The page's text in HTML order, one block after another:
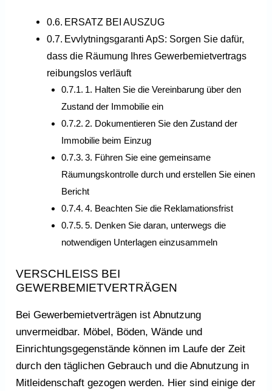
ERSATZ BEI AUSZUG
Evvlytningsgaranti ApS: Sorgen Sie dafür,
dass die Räumung Ihres Gewerbemietvertrags
reibungslos verläuft
1. Halten Sie die Vereinbarung über den
Zustand der Immobilie ein
2. Dokumentieren Sie den Zustand der
Immobilie beim Einzug
3. Führen Sie eine gemeinsame
Räumungskontrolle durch und erstellen Sie einen
Bericht
4. Beachten Sie die Reklamationsfrist
5. Denken Sie daran, unterwegs die
notwendigen Unterlagen einzusammeln
VERSCHLEISS BEI G
EWERBEMIETVERTRÄGEN
Bei Gewerbemietverträgen ist Abnutzung
unvermeidbar. Möbel, Böden, Wände und
Einrichtungsgegenstände können im Laufe der Zeit
durch den täglichen Gebrauch und die Abnutzung in
Mitleidenschaft gezogen werden. Hier sind einige der